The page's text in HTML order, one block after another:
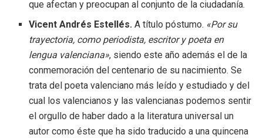
que afectan y preocupan al conjunto de la ciudadanía.
Vicent Andrés Estellés. A título póstumo. «Por su
trayectoria, como periodista, escritor y poeta en
lengua valenciana», siendo este año además el de la
conmemoración del centenario de su nacimiento. Se
trata del poeta valenciano más leído y estudiado y del
cual los valencianos y las valencianas podemos sentir
el orgullo de haber dado a la literatura universal un
autor como éste que ha sido traducido a una quincena